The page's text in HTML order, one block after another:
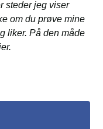
steder jeg viser
om du prøve mine
liker. På den måde